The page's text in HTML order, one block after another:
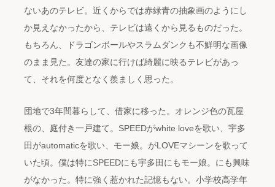
ないあのテレビ。近くからでは赤緑青の抽象画のようにし
か見えなかったから、テレビは遠くから見るものだった。
もちろん、ドラゴンボールやスラムダンクも不鮮明な画像
のまま見た。友達の家に行けば綺麗に映るテレビがあっ
て、それを何度となく羨ましく思った。
団地で3年間暮らして、借家に移った。オレンジ色の瓦屋
根の、庭付き一戸建て。SPEEDがwhite loveを歌い、宇多
田がautomaticを歌い、モー娘。がLOVEマシーンを歌って
いた頃。僕は特にSPEEDにも宇多田にもモー娘。にも興味
がなかった。特に強く惹かれた記憶もない。小学校高学年